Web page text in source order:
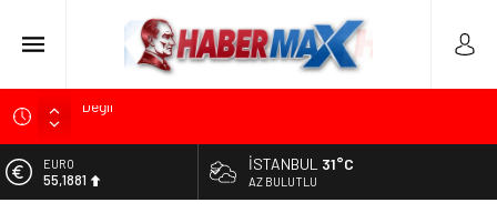
Soner Çiçekli’den Çekmeköy Meclisi’nde Eleştiri: “Enerjimizi
Edremit’te Kaymakam Ahmet Odabaş’a Duygu Dolu Veda
ALTIN
6.660,55
İSTANBUL 31°C
AZ BULUTLU